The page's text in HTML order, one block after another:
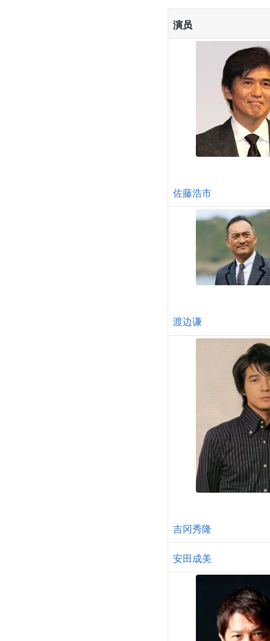
演员
佐藤浩市
渡边谦
吉冈秀隆
安田成美